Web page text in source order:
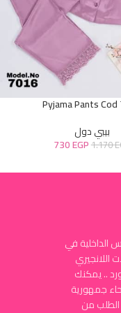
Pyjama Pants
بيبي دول
1.170
730EGP
الداخلية في
اللانجيري
.. يمكنك
أنحاء جمهورية
الطلب من